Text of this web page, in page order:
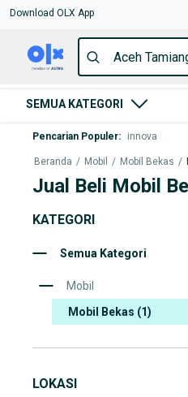
Download OLX App
SEMUA KATEGORI
Pencarian Populer: innova
Beranda / Mobil / Mobil Bekas /
Jual Beli Mobil
KATEGORI
Semua Kategori
Mobil
Mobil Bekas (1)
LOKASI